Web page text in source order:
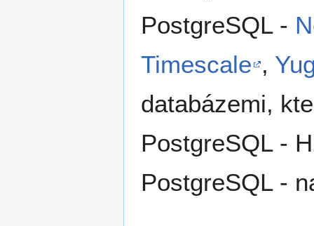
PostgreSQL -
Timescale ,
databázemi,
PostgreSQL -
PostgreSQL -